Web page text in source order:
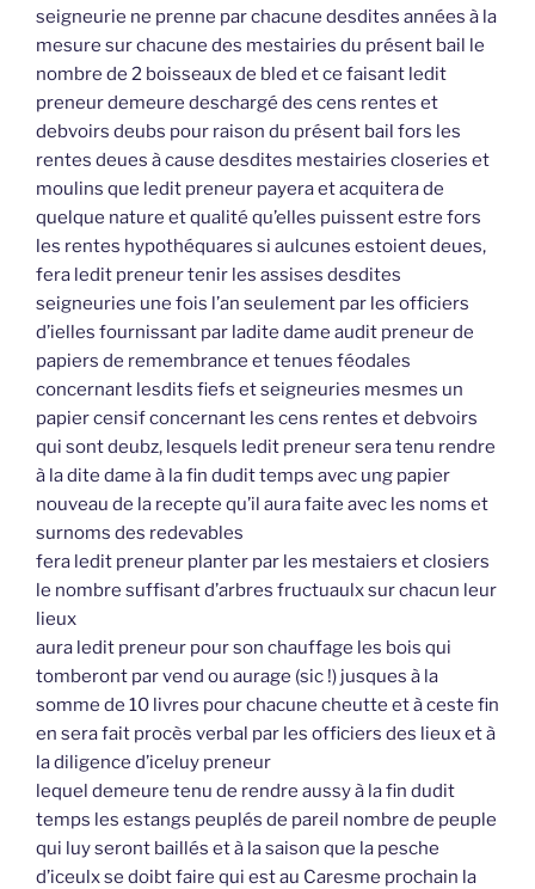
seigneurie ne prenne par chacune desdites années à la
mesure sur chacune des mestairies du présent bail le
nombre de 2 boisseaux de bled et ce faisant ledit
preneur demeure deschargé des cens rentes et
debvoirs deubs pour raison du présent bail fors les
rentes deues à cause desdites mestairies closeries et
moulins que ledit preneur payera et acquitera de
quelque nature et qualité qu’elles puissent estre fors
les rentes hypothéquares si aulcunes estoient deues,
fera ledit preneur tenir les assises desdites
seigneuries une fois l’an seulement par les officiers
d’ielles fournissant par ladite dame audit preneur de
papiers de remembrance et tenues féodales
concernant lesdits fiefs et seigneuries mesmes un
papier censif concernant les cens rentes et debvoirs
qui sont deubz, lesquels ledit preneur sera tenu rendre
à la dite dame à la fin dudit temps avec ung papier
nouveau de la recepte qu’il aura faite avec les noms et
surnoms des redevables
fera ledit preneur planter par les mestaiers et closiers
le nombre suffisant d’arbres fructuaulx sur chacun leur
lieux
aura ledit preneur pour son chauffage les bois qui
tomberont par vend ou aurage (sic !) jusques à la
somme de 10 livres pour chacune cheutte et à ceste fin
en sera fait procès verbal par les officiers des lieux et à
la diligence d’iceluy preneur
lequel demeure tenu de rendre aussy à la fin dudit
temps les estangs peuplés de pareil nombre de peuple
qui luy seront baillés et à la saison que la pesche
d’iceulx se doibt faire qui est au Caresme prochain la